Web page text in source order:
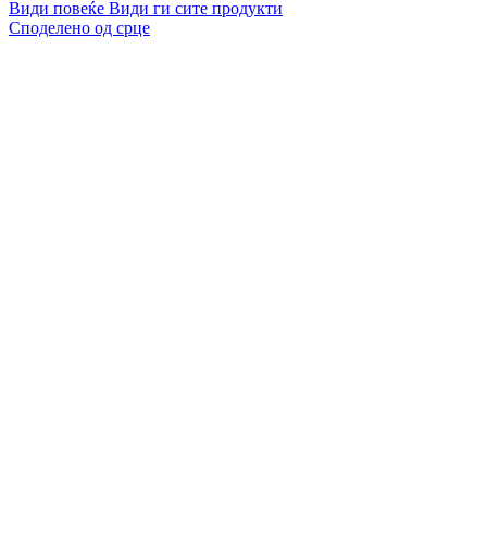
Види повеќе Види ги сите продукти
Споделено од срце